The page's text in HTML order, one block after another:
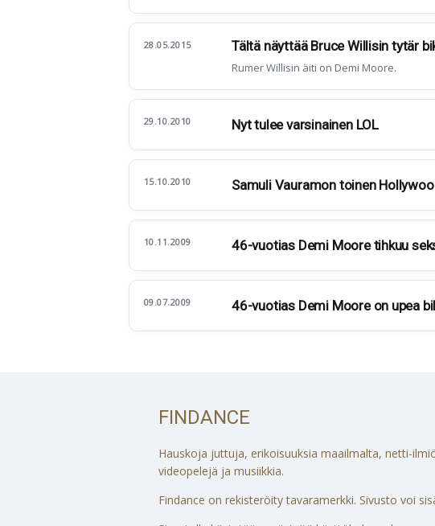
28.05.2015 Tältä näyttää Bruce Willisin tytär
Rumer Willisin äiti on Demi Moore.
29.10.2010 Nyt tulee varsinainen LOL
15.10.2010 Samuli Vauramon toinen
10.11.2009 46-vuotias Demi Moore tihkuu
09.07.2009 46-vuotias Demi Moore on upea
FINDANCE
Hauskoja juttuja, erikoisuuksia maailmalta, netti-
videopelejä ja musiikkia.
Findance on rekisteröity tavaramerkki. Sivusto voi